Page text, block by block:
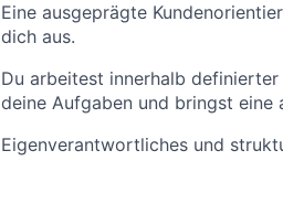
Eine ausgeprägte
dich aus.
Du arbeitest innerhalb
deine Aufgaben und bringst eine
Eigenverantwortliches und